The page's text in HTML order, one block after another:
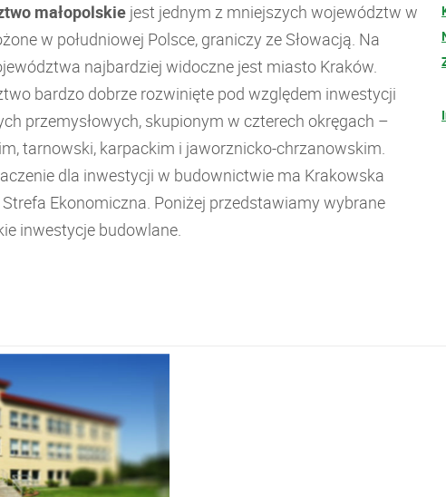
małopolskie jest jednym z mniejszych województw w
w południowej Polsce, graniczy ze Słowacją. Na
najbardziej widoczne jest miasto Kraków.
bardzo dobrze rozwinięte pod względem inwestycji
przemysłowych, skupionym w czterech okręgach –
tarnowski, karpackim i jaworznicko-chrzanowskim.
dla inwestycji w budownictwie ma Krakowska
Ekonomiczna. Poniżej przedstawiamy wybrane
inwestycje budowlane.